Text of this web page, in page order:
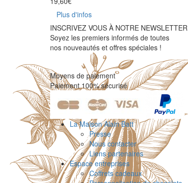
Plus d'infos
INSCRIVEZ VOUS À NOTRE NEWSLETTER
Soyez les premiers informés de toutes
nos nouveautés et offres spéciales !
Moyens de paiement
Paiement 100% sécurisé
La Maison Alain Batt
Presse
Nous contacter
Liens partenaires
Espace entreprises
Coffrets cadeaux